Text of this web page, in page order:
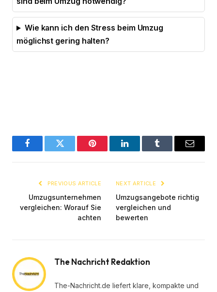
Wie kann ich den Stress beim Umzug
möglichst gering halten?
FacebookTwitter Pinterest LinkedInTumblr Email
PREVIOUS ARTICLE
Umzugsunternehmen
vergleichen: Worauf Sie
achten
NEXT ARTICLE
Umzugsangebote richtig
vergleichen und
bewerten
The Nachricht Redaktion
The-Nachricht.de liefert klare, kompakte und